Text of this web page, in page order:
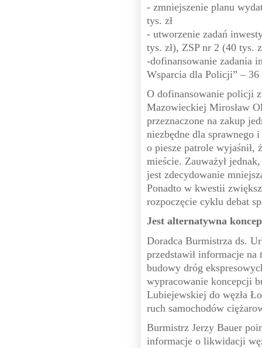
- zmniejszenie planu
tys. zł
- utworzenie zadań
tys. zł), ZSP nr 2 (40 tys.
-dofinansowanie zadania
Wsparcia dla Policji” – 36
O dofinansowanie policji
Mazowieckiej Mirosław
przeznaczone na zakup
niezbędne dla sprawnego
o piesze patrole wyjaśnił,
mieście. Zauważył
jest zdecydowanie
Ponadto w kwestii
rozpoczęcie cyklu debat
Jest alternatywna
Doradca Burmistrza ds.
przedstawił informacje
budowy dróg
wypracowanie koncepcji
Lubiejewskiej do węzła
ruch samochodów
Burmistrz Jerzy Bauer
informacje o likwidacji